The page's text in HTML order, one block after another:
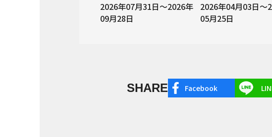
2026年07月31日～2026年
09月28日
2026年04月03日～
05月25日
SHARE Facebook